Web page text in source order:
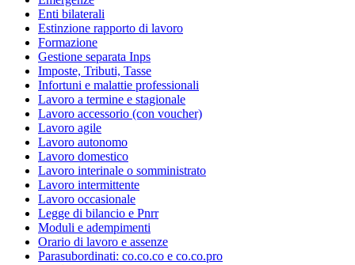
Enti bilaterali
Estinzione rapporto di lavoro
Formazione
Gestione separata Inps
Imposte, Tributi, Tasse
Infortuni e malattie professionali
Lavoro a termine e stagionale
Lavoro accessorio (con voucher)
Lavoro agile
Lavoro autonomo
Lavoro domestico
Lavoro interinale o somministrato
Lavoro intermittente
Lavoro occasionale
Legge di bilancio e Pnrr
Moduli e adempimenti
Orario di lavoro e assenze
Parasubordinati: co.co.co e co.co.pro